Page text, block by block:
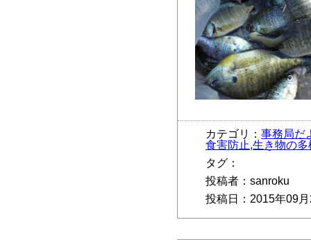
カテゴリ： 事務局だ
食害防止,生き物の
タグ：
投稿者：sanroku
投稿日：2015年09